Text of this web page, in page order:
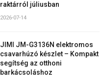
raktárról júliusban
2026-07-14
JIMI JM-G3136N elektromos
csavarhúzó készlet – Kompakt
segítség az otthoni
barkácsoláshoz